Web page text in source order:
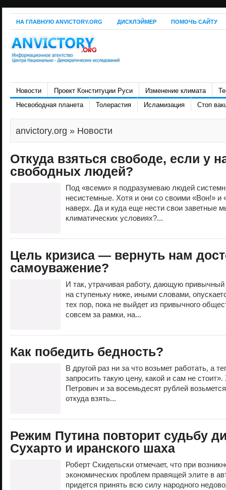
НА ГЛАВНУЮ ANVICTORY.ORG ДИСКЛЭЙМЕР ПОМОЧЬ САЙТУ
Новости Проект Конституции Руси Изменение климата
Несвободная планета
Толерастия Исламизация Стоп
anvictory.org » Новости
Откуда взяться свободе, если у
свободных людей?
Под «всеми» я подразумеваю людей
несистемные. Хотя и они со своими «Вон!»
наверх. Да и куда еще нести свои заветные
климатических условиях?...
Цель кризиса — вернуть нам
самоуважение?
И так, утрачивая работу, дающую привычный
на ступеньку ниже, иными словами,
тех пор, пока не выйдет из привычного
совсем за рамки, на...
Как победить бедность?
В другой раз ни за что возьмет работать, а
запросить такую цену, какой и сам не
Петрович и за восемьдесят рублей
откуда взять...
Режим Путина повторит судьбу
Сухарто и иранского шаха
Роберт Скидельски отмечает, что при
экономических проблем правящей элите в
придется принять всю силу народного